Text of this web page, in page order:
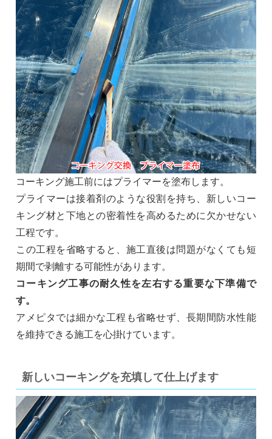
コーキング施工前にはプライマーを塗布します。
プライマーは接着剤のような役割を持ち、新しいコー
キング材と下地との密着性を高めるために欠かせない
工程です。
この工程を省略すると、施工直後は問題がなくても短
期間で剥離する可能性があります。
コーキング工事の耐久性を左右する重要な下準備で
す。
アメピタでは細かな工程も省略せず、長期間防水性能
を維持できる施工を心掛けています。
新しいコーキングを充填して仕上げます